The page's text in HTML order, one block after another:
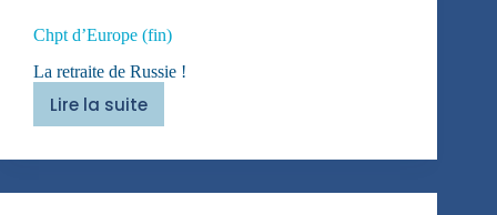
Chpt d’Europe (fin)
La retraite de Russie !
Lire la suite
Chpt
(fin)